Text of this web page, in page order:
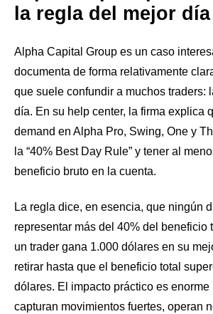
la regla del mejor día
Alpha Capital Group es un caso
documenta de forma relativamente
que suele confundir a muchos traders:
día. En su help center, la firma explica
demand en Alpha Pro, Swing, One y
la “40% Best Day Rule” y tener al
beneficio bruto en la cuenta.
La regla dice, en esencia, que ningún
representar más del 40% del beneficio
un trader gana 1.000 dólares en su
retirar hasta que el beneficio total
dólares. El impacto práctico es
capturan movimientos fuertes, operan